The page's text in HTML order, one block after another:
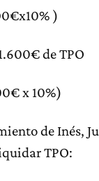
)
de TPO
x 10%)
de Inés,
TPO: